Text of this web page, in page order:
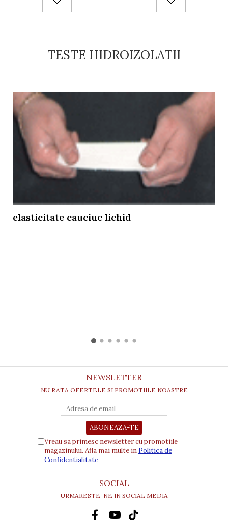
TESTE HIDROIZOLATII
elasticitate cauciuc lichid
NEWSLETTER
NU RATA OFERTELE SI PROMOTIILE NOASTRE
Vreau sa primesc newsletter cu promotiile
magazinului. Afla mai multe in Politica de
Confidentialitate
SOCIAL
URMARESTE-NE IN SOCIAL MEDIA